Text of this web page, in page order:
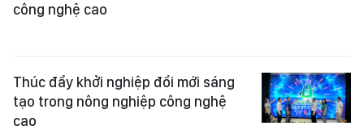
công nghệ cao
Thúc đẩy khởi nghiệp đổi mới sáng
tạo trong nông nghiệp công nghệ
cao